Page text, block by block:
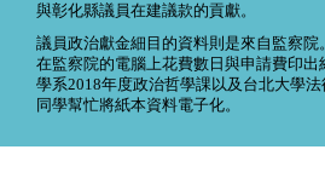
與彰化縣議員在建議款的貢獻。
議員政治獻金細目的資料則是來自監察院
在監察院的電腦上花費數日與申請費印
學系2018年度政治哲學課以及台北大學
同學幫忙將紙本資料電子化。